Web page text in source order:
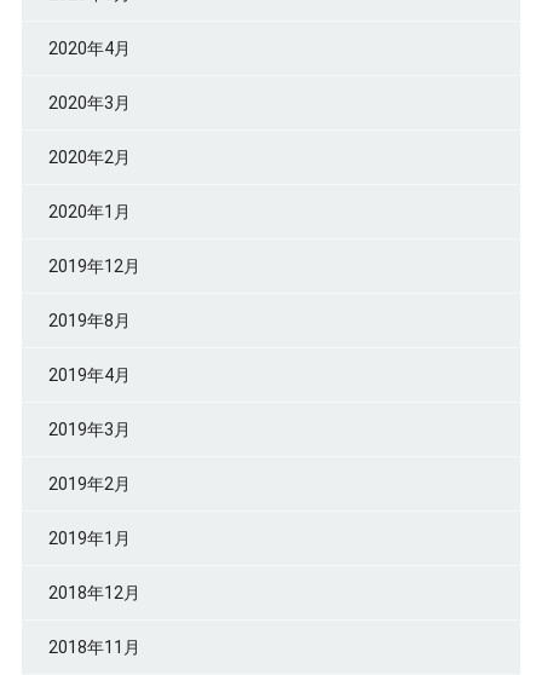
2020年4月
2020年3月
2020年2月
2020年1月
2019年12月
2019年8月
2019年4月
2019年3月
2019年2月
2019年1月
2018年12月
2018年11月